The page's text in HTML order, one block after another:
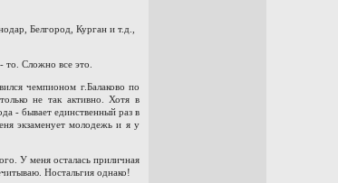
Белгород, Курган и т.д.,
то. Сложно все это.
чемпионом г.Балаково по
не так активно. Хотя в
- бывает единственный раз в
экзаменует молодежь и я у
У меня осталась приличная
Ностальгия однако!